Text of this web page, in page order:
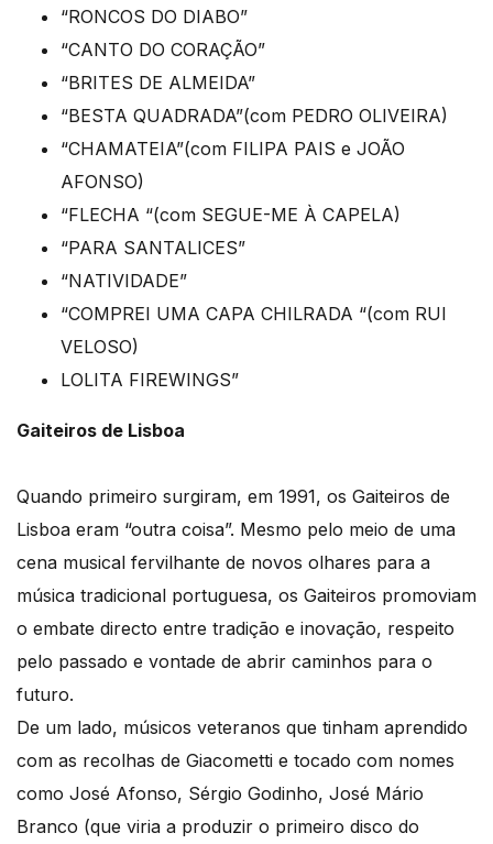
“RONCOS DO DIABO”
“CANTO DO CORAÇÃO”
“BRITES DE ALMEIDA”
“BESTA QUADRADA”(com PEDRO OLIVEIRA)
“CHAMATEIA”(com FILIPA PAIS e JOÃO
AFONSO)
“FLECHA “(com SEGUE-ME À CAPELA)
“PARA SANTALICES”
“NATIVIDADE”
“COMPREI UMA CAPA CHILRADA “(com RUI
VELOSO)
LOLITA FIREWINGS”
Gaiteiros de Lisboa
Quando primeiro surgiram, em 1991, os Gaiteiros de
Lisboa eram “outra coisa”. Mesmo pelo meio de uma
cena musical fervilhante de novos olhares para a
música tradicional portuguesa, os Gaiteiros promoviam
o embate directo entre tradição e inovação, respeito
pelo passado e vontade de abrir caminhos para o
futuro.
De um lado, músicos veteranos que tinham aprendido
com as recolhas de Giacometti e tocado com nomes
como José Afonso, Sérgio Godinho, José Mário
Branco (que viria a produzir o primeiro disco do